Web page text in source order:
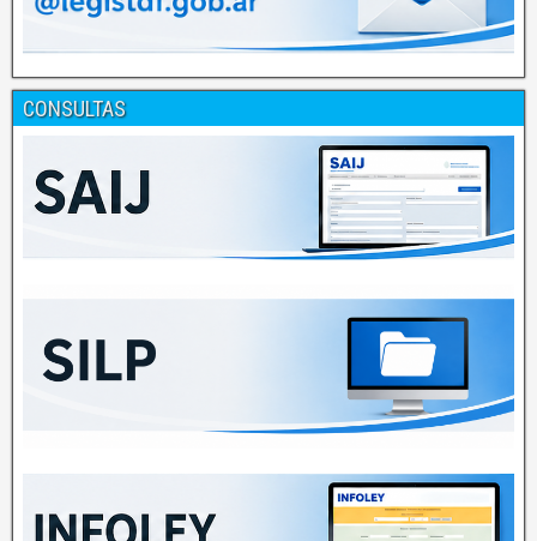
CONSULTAS